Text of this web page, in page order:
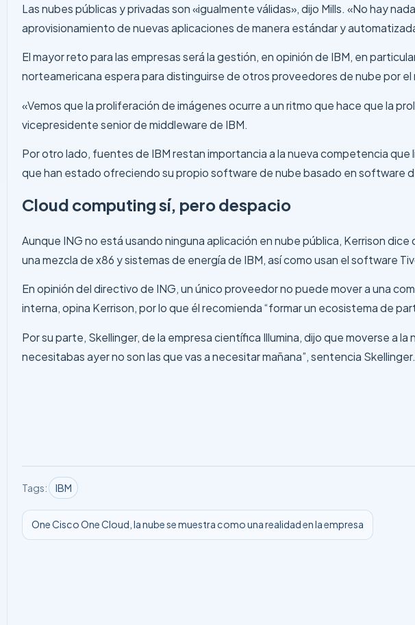
Las nubes públicas y privadas son «igualmente válidas», dijo Mills. «No hay
aprovisionamiento de nuevas aplicaciones de manera estándar y
El mayor reto para las empresas será la gestión, en opinión de IBM, en
norteamericana espera para distinguirse de otros proveedores de nube por
«Vemos que la proliferación de imágenes ocurre a un ritmo que hace que la
vicepresidente senior de middleware de IBM.
Por otro lado, fuentes de IBM restan importancia a la nueva competencia
que han estado ofreciendo su propio software de nube basado en software
Cloud computing sí, pero despacio
Aunque ING no está usando ninguna aplicación en nube pública, Kerrison
una mezcla de x86 y sistemas de energía de IBM, así como usan el software
En opinión del directivo de ING, un único proveedor no puede mover a una
interna, opina Kerrison, por lo que él recomienda “formar un ecosistema de
Por su parte, Skellinger, de la empresa científica Illumina, dijo que moverse a
necesitabas ayer no son las que vas a necesitar mañana”, sentencia Skellinger.
Tags: IBM
One Cisco One Cloud, la nube se muestra como una realidad en la empresa